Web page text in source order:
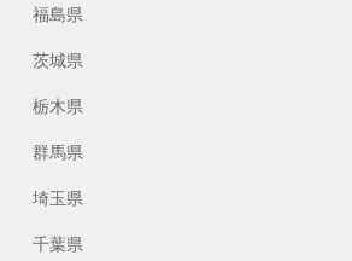
福島県
茨城県
栃木県
群馬県
埼玉県
千葉県